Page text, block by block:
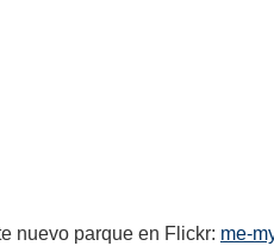
nuevo parque en Flickr: me-